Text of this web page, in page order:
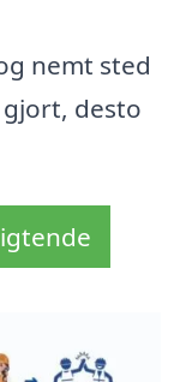
nemt sted
desto